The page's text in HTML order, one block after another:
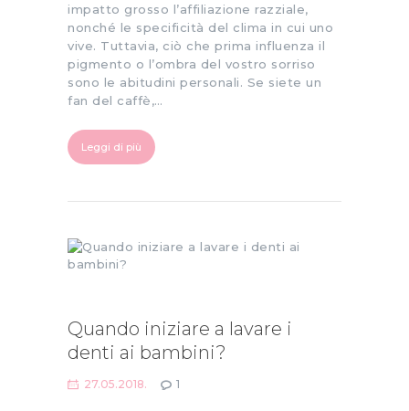
impatto grosso l’affiliazione razziale,
nonché le specificità del clima in cui uno
vive. Tuttavia, ciò che prima influenza il
pigmento o l’ombra del vostro sorriso
sono le abitudini personali. Se siete un
fan del caffè,…
Leggi di più
Quando iniziare a lavare i
denti ai bambini?
27.05.2018. 1